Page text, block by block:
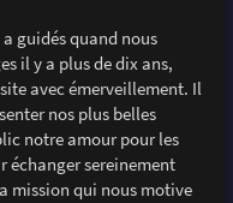
a guidés quand nous
il y a plus de dix ans,
avec émerveillement. Il
nos plus belles
notre amour pour les
échanger sereinement
mission qui nous motive